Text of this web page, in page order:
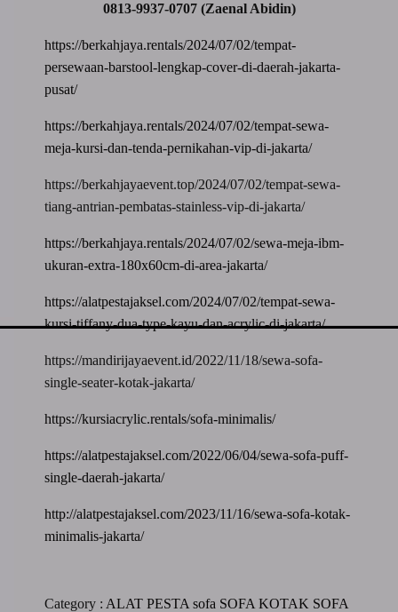
0813-9937-0707 (Zaenal Abidin)
https://berkahjaya.rentals/2024/07/02/tempat-
persewaan-barstool-lengkap-cover-di-daerah-jakarta-
pusat/
https://berkahjaya.rentals/2024/07/02/tempat-sewa-
meja-kursi-dan-tenda-pernikahan-vip-di-jakarta/
https://berkahjayaevent.top/2024/07/02/tempat-sewa-
tiang-antrian-pembatas-stainless-vip-di-jakarta/
https://berkahjaya.rentals/2024/07/02/sewa-meja-ibm-
ukuran-extra-180x60cm-di-area-jakarta/
https://alatpestajaksel.com/2024/07/02/tempat-sewa-
kursi-tiffany-dua-type-kayu-dan-acrylic-di-jakarta/
https://mandirijayaevent.id/2022/11/18/sewa-sofa-
single-seater-kotak-jakarta/
https://kursiacrylic.rentals/sofa-minimalis/
https://alatpestajaksel.com/2022/06/04/sewa-sofa-puff-
single-daerah-jakarta/
http://alatpestajaksel.com/2023/11/16/sewa-sofa-kotak-
minimalis-jakarta/
Category : ALAT PESTAsofa SOFA KOTAK SOFA